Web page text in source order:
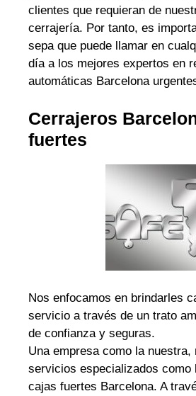
clientes que requieran de
cerrajería. Por tanto, es
sepa que puede llamar en
día a los mejores expertos en
automáticas Barcelona
Cerrajeros
fuertes
Nos enfocamos en brindarles
servicio a través de un trato
de confianza y seguras.
Una empresa como la nuestra,
servicios especializados como
cajas fuertes Barcelona. A